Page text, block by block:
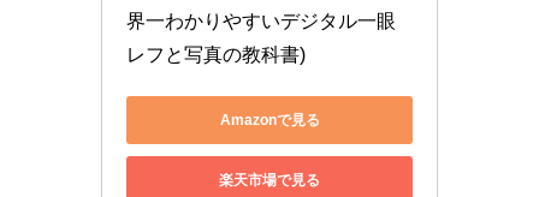
界一わかりやすいデジタル一眼
レフと写真の教科書)
Amazonで見る
楽天市場で見る